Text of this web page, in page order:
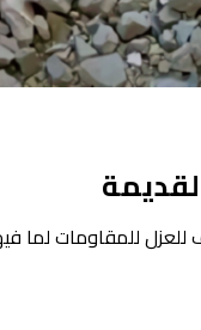
للمقاومات لما